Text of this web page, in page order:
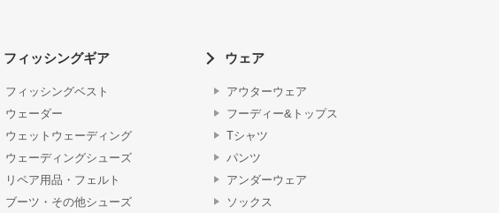
フィッシングギア
フィッシングベスト
ウェーダー
ウェットウェーディング
ウェーディングシューズ
リペア用品・フェルト
ブーツ・その他シューズ
ウェア
アウターウェア
フーディー&トップス
Tシャツ
パンツ
アンダーウェア
ソックス